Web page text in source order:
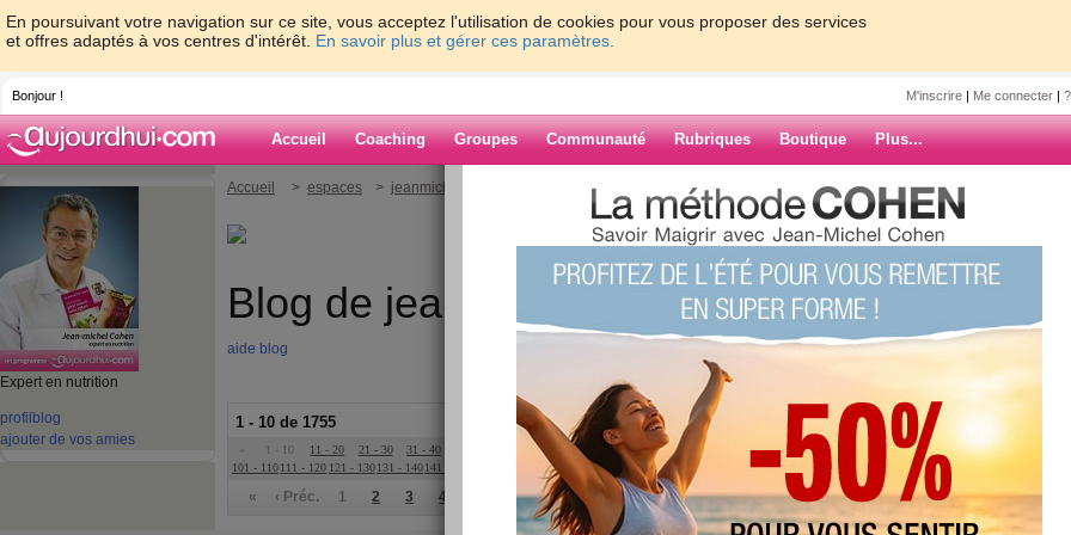
En poursuivant votre navigation sur ce site, vous acceptez l'utilisation de cookies pour vous proposer des services
et offres adaptés à vos centres d'intérêt. En savoir plus et gérer ces paramètres.
Bonjour ! M'inscrire | Me connecter |
Accueil Coaching Groupes Communauté Rubriques Boutique Plus...
Expert en nutrition
profil blog
ajouter de vos amies
Accueil > espaces > jeanmichelcohen
Blog de jeanmichelcohen
aide blog
1 - 10 de 1755
« 1 - 10 11 - 20 21 - 30 31 - 40 51 - 60 61 - 70 71 - 80 81 - 90
91 - 100
101 - 110111 - 120 121 - 130 131 - 140141 - 150 161 - 170 171 - 176 »
« ‹ Préc. 1 2 3 4 7 8 10 Suiv. › » ARCHIVES